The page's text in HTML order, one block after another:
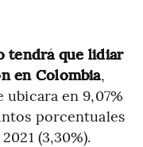
tendrá que lidiar
en Colombia,
ubicara en 9,07%
porcentuales
(3,30%).